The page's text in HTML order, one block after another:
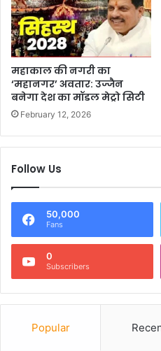
महाकाल की नगरी का
‘महानगर’ अवतार: उज्जैन
बनेगा देश का मॉडल मेट्रो सिटी
February 12, 2026
Follow Us
50,000
Fans
0
Subscribers
Popular